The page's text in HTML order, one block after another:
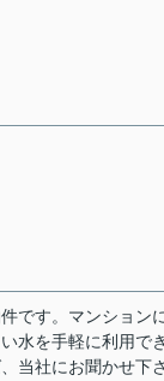
です。マンション
水を手軽に利用で
当社にお聞かせ下